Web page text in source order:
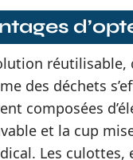
réutilisable,
des déchets
composées
et la cup
Les culottes,